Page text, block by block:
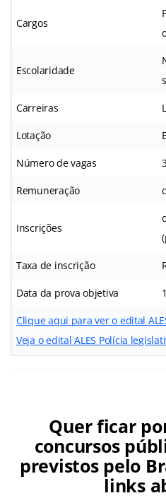
Cargos
Escolaridade
Carreiras
Lotação
Número de vagas
Remuneração
Inscrições
Taxa de inscrição
Data da prova objetiva
Clique aqui para ver o edital
Veja o edital ALES Polícia
Quer ficar
concursos
previstos pelo
links